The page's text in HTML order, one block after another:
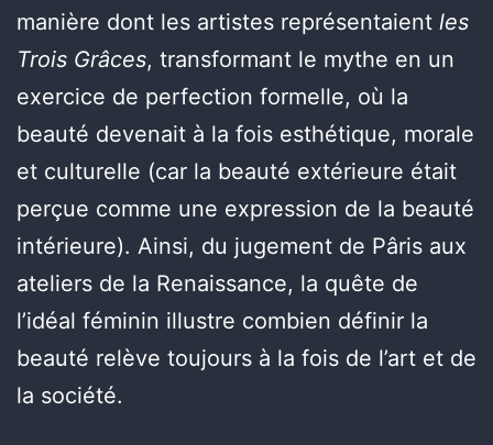
manière dont les artistes représentaient les
Trois Grâces, transformant le mythe en un
exercice de perfection formelle, où la
beauté devenait à la fois esthétique, morale
et culturelle (car la beauté extérieure était
perçue comme une expression de la beauté
intérieure). Ainsi, du jugement de Pâris aux
ateliers de la Renaissance, la quête de
l’idéal féminin illustre combien définir la
beauté relève toujours à la fois de l’art et de
la société.